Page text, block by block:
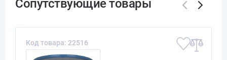
Код товара: 22516